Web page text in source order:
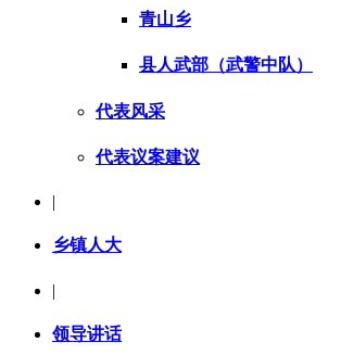
青山乡
县人武部（武警中队）
代表风采
代表议案建议
|
乡镇人大
|
领导讲话